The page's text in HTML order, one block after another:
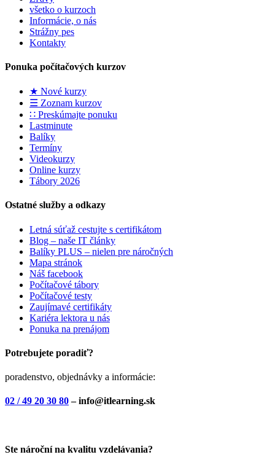
všetko o kurzoch
Informácie, o nás
Strážny pes
Kontakty
Ponuka počítačových kurzov
★ Nové kurzy
☰ Zoznam kurzov
∷ Preskúmajte ponuku
Lastminute
Balíky
Termíny
Videokurzy
Online kurzy
Tábory 2026
Ostatné služby a odkazy
Letná súťaž cestujte s certifikátom
Blog – naše IT články
Balíky PLUS – nielen pre náročných
Mapa stránok
Náš facebook
Počítačové tábory
Počítačové testy
Zaujímavé certifikáty
Kariéra lektora u nás
Ponuka na prenájom
Potrebujete poradiť?
poradenstvo, objednávky a informácie:
02 / 49 20 30 80– info@itlearning.sk
Ste nároční na kvalitu vzdelávania?